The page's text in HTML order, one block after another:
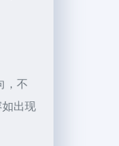
，不
如出现